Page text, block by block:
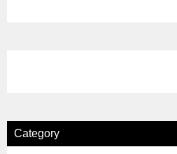
Category